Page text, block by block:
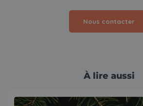
Nous contacter
À lire aussi